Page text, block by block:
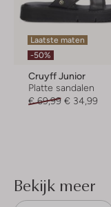
Laatste maten
-50%
Cruyff Junior
Platte sandalen
€ 69,99 € 34,99
Bekijk meer